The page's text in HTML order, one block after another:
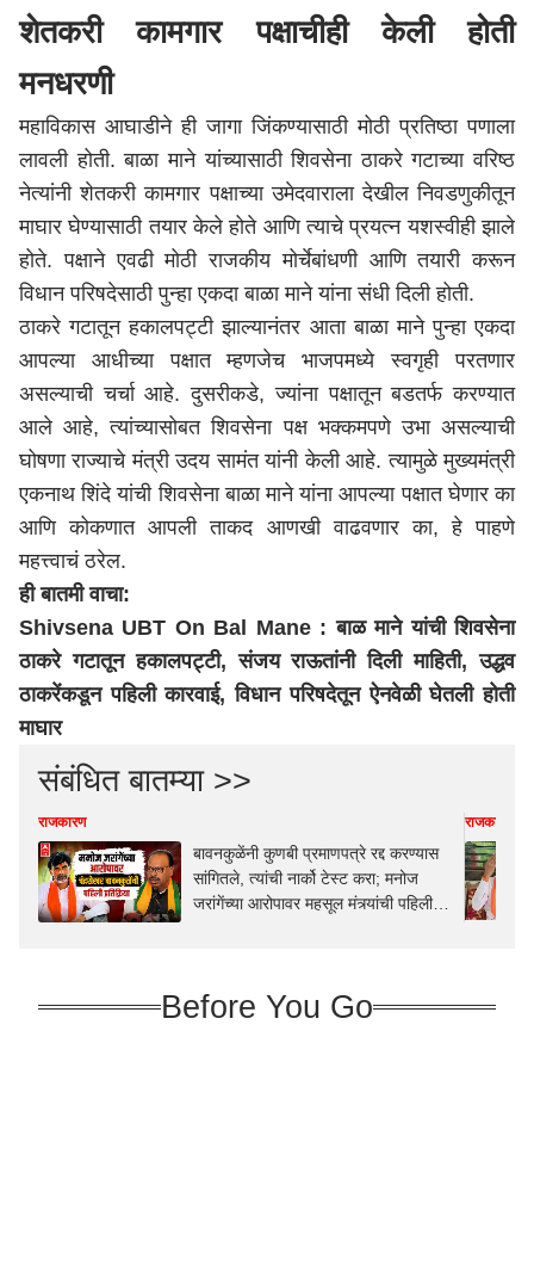
शेतकरी कामगार पक्षाचीही केली होती
मनधरणी
महाविकास आघाडीने ही जागा जिंकण्यासाठी मोठी प्रतिष्ठा पणाला
लावली होती. बाळा माने यांच्यासाठी शिवसेना ठाकरे गटाच्या वरिष्ठ
नेत्यांनी शेतकरी कामगार पक्षाच्या उमेदवाराला देखील निवडणुकीतून
माघार घेण्यासाठी तयार केले होते आणि त्याचे प्रयत्न यशस्वीही झाले
होते. पक्षाने एवढी मोठी राजकीय मोर्चेबांधणी आणि तयारी करून
विधान परिषदेसाठी पुन्हा एकदा बाळा माने यांना संधी दिली होती.
ठाकरे गटातून हकालपट्टी झाल्यानंतर आता बाळा माने पुन्हा एकदा
आपल्या आधीच्या पक्षात म्हणजेच भाजपमध्ये स्वगृही परतणार
असल्याची चर्चा आहे. दुसरीकडे, ज्यांना पक्षातून बडतर्फ करण्यात
आले आहे, त्यांच्यासोबत शिवसेना पक्ष भक्कमपणे उभा असल्याची
घोषणा राज्याचे मंत्री उदय सामंत यांनी केली आहे. त्यामुळे मुख्यमंत्री
एकनाथ शिंदेयांची शिवसेना बाळा माने यांना आपल्या पक्षात घेणार का
आणि कोकणात आपली ताकद आणखी वाढवणार का, हे पाहणे
महत्त्वाचं ठरेल.
ही बातमी वाचा:
Shivsena UBT On Bal Mane : बाळ माने यांची शिवसेना
ठाकरे गटातून हकालपट्टी, संजय राऊतांनी दिली माहिती, उद्धव
ठाकरेंकडून पहिली कारवाई, विधान परिषदेतून ऐनवेळी घेतली होती
माघार
संबंधित बातम्या >>
राजकारण
बावनकुळेंनी कुणबी प्रमाणपत्रे रद्द करण्यास
सांगितले, त्यांची नार्को टेस्ट करा; मनोज
जरांगेंच्या आरोपावर महसूल मंत्र्यांची पहिली
राजकारण
Before You Go